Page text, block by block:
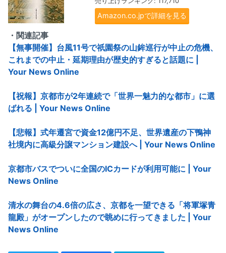
Amazon.co.jpで詳細を見る
・関連記事
【無事開催】台風11号で祇園祭の山鉾巡行が中止の危機、
これまでの中止・延期理由が歴史的すぎると話題に |
Your News Online
【祝報】京都市が2年連続で「世界一魅力的な都市」に選
ばれる | Your News Online
【悲報】式年遷宮で資金12億円不足、世界遺産の下鴨神
社境内に高級分譲マンション建設へ | Your News Online
京都市バスでついに全国のICカードが利用可能に | Your
News Online
清水の舞台の4.6倍の広さ、京都を一望できる「将軍塚青
龍殿」がオープンしたので眺めに行ってきました | Your
News Online